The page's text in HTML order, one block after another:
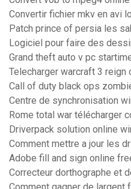
Convertir fichier mkv en avi
Patch prince of persia les
Logiciel pour faire des
Grand theft auto v pc
Telecharger warcraft 3
Call of duty black ops
Centre de synchronisation
Rome total war télécharger
Driverpack solution online
Comment mettre a jour les
Adobe fill and sign online
Correcteur dorthographe et